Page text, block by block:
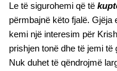
Le të sigurohemi që të
përmbajnë këto fjalë.
kemi një interesim për
prishjen tonë dhe të jemi
Nuk duhet të qëndrojmë